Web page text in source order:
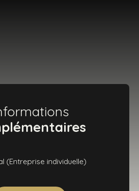
(Entreprise individuelle)